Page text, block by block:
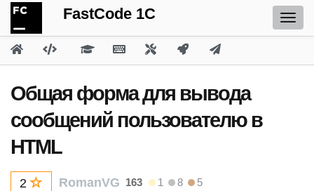
FastCode 1C
Общая форма для вывода
сообщений пользователю в
HTML
2 RomanVG 163 1 8 5